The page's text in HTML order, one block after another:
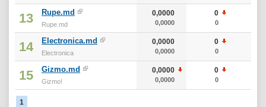
13 Rupe.md
Rupe.md
0,0000
0,0000
0
0
14 Electronica.md
Electronica
0,0000
0,0000
0
0
15 Gizmo.md
Gizmo!
0,0000
0,0000
0
0
1